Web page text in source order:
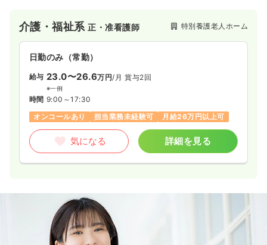
介護・福祉系正・准看護師 特別養護老人ホーム
日勤のみ（常勤）
給与 23.0〜26.6万円/月 賞与2回
※一例
時間 9:00～17:30
オンコールあり
担当業務未経験可 月給26万円以上可
気になる 詳細を見る